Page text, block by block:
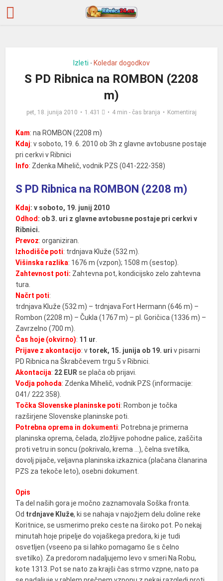
Izleti • Koledar dogodkov
S PD Ribnica na ROMBON (2208
m)
pet, 18. junija 2010 1.431 4 min - čas branja Komentiraj
Kam: na ROMBON (2208 m)
Kdaj: v soboto, 19. 6. 2010 ob 3h z glavne avtobusne postaje
pri cerkvi v Ribnici
Info: Zdenka Mihelič, vodnik PZS (041-222-358)
S PD Ribnica na ROMBON (2208 m)
Kdaj: v soboto, 19. junij 2010
Odhod : ob 3. uri z glavne avtobusne postaje pri cerkvi v
Ribnici.
Prevoz: organiziran.
Izhodišče poti: trdnjava Kluže (532 m).
Višinska razlika: 1676 m (vzpon); 1508 m (sestop).
Zahtevnost poti: Zahtevna pot, kondicijsko zelo zahtevna
tura.
Načrt poti:
trdnjava Kluže (532 m) – trdnjava Fort Hermann (646 m) –
Rombon (2208 m) – Čukla (1767 m) – pl. Goričica (1336 m) –
Zavrzelno (700 m).
Čas hoje (okvirno): 11 ur
Prijave z akontacijo: v torek, 15. junija ob 19. uriv pisarni
PD Ribnica na Škrabčevem trgu 5 v Ribnici.
Akontacija: 22 EUR se plača ob prijavi.
Vodja pohoda: Zdenka Mihelič, vodnik PZS (informacije:
041/ 222 358).
Točka Slovenske planinske poti: Rombon je točka
razširjene Slovenske planinske poti.
Potrebna oprema in dokumenti: Potrebna je primerna
planinska oprema, čelada, zložljive pohodne palice, zaščita
proti vetru in soncu (pokrivalo, krema …), čelna svetilka,
dovolj pijače, veljavna planinska izkaznica (plačana članarina
PZS za tekoče leto), osebni dokument.
Opis
Ta del naših gora je močno zaznamovala Soška fronta.
Od trdnjave Kluže, ki se nahaja v najožjem delu doline reke
Koritnice, se usmerimo preko ceste na široko pot. Po nekaj
minutah hoje pripelje do vojaškega predora, ki je tudi
osvetljen (vseeno pa si lahko pomagamo še s čelno
svetilko). Za predorom nadaljujemo levo v smeri Na Robu,
kote 1313. Pot se nato za krajši čas strmo vzpne, nato pa